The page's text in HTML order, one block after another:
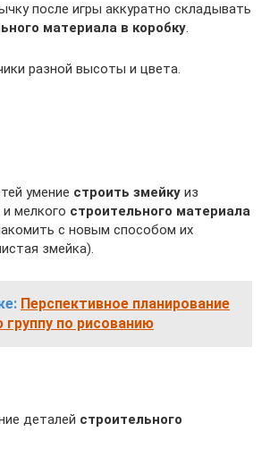
после игры аккуратно складывать
материала в коробку.
разной высоты и цвета.
умение строить змейку из
мелкого строительного материала
с новым способом их
змейка).
Перспективное планирование
по рисованию
деталей строительного